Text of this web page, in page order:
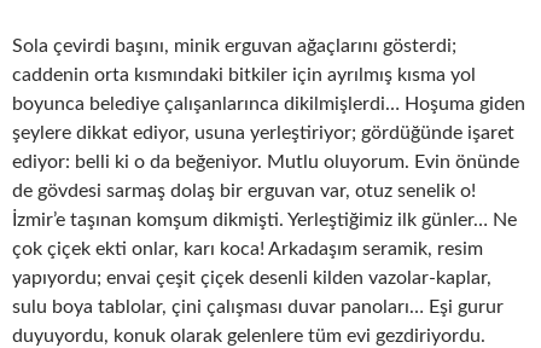
Sola çevirdi başını, minik erguvan ağaçlarını gösterdi;
caddenin orta kısmındaki bitkiler için ayrılmış kısma yol
boyunca belediye çalışanlarınca dikilmişlerdi… Hoşuma giden
şeylere dikkat ediyor, usuna yerleştiriyor; gördüğünde işaret
ediyor: belli ki o da beğeniyor. Mutlu oluyorum. Evin önünde
de gövdesi sarmaş dolaş bir erguvan var, otuz senelik o!
İzmir’e taşınan komşum dikmişti. Yerleştiğimiz ilk günler… Ne
çok çiçek ekti onlar, karı koca! Arkadaşım seramik, resim
yapıyordu; envai çeşit çiçek desenli kilden vazolar-kaplar,
sulu boya tablolar, çini çalışması duvar panoları… Eşi gurur
duyuyordu, konuk olarak gelenlere tüm evi gezdiriyordu.